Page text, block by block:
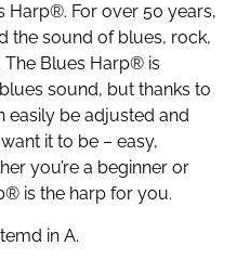
Harp®. For over 50 years,
the sound of blues, rock,
Blues Harp® is
sound, but thanks to
easily be adjusted and
it to be – easy,
you’re a beginner or
is the harp for you.
in A.